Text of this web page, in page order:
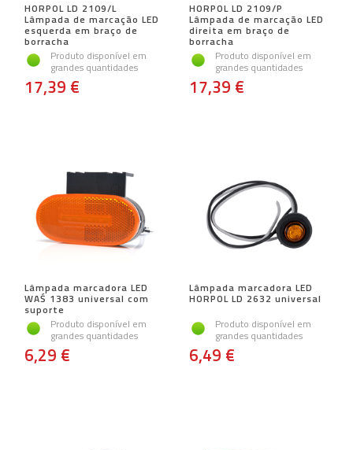
HORPOL LD 2109/L
Lâmpada de marcação LED
esquerda em braço de
borracha
Produto disponível em
grandes quantidades
17,39 €
HORPOL LD 2109/P
Lâmpada de marcação LED
direita em braço de
borracha
Produto disponível em
grandes quantidades
17,39 €
Lâmpada marcadora LED
WAŚ 1383 universal com
suporte
Produto disponível em
grandes quantidades
6,29 €
Lâmpada marcadora LED
HORPOL LD 2632 universal
Produto disponível em
grandes quantidades
6,49 €